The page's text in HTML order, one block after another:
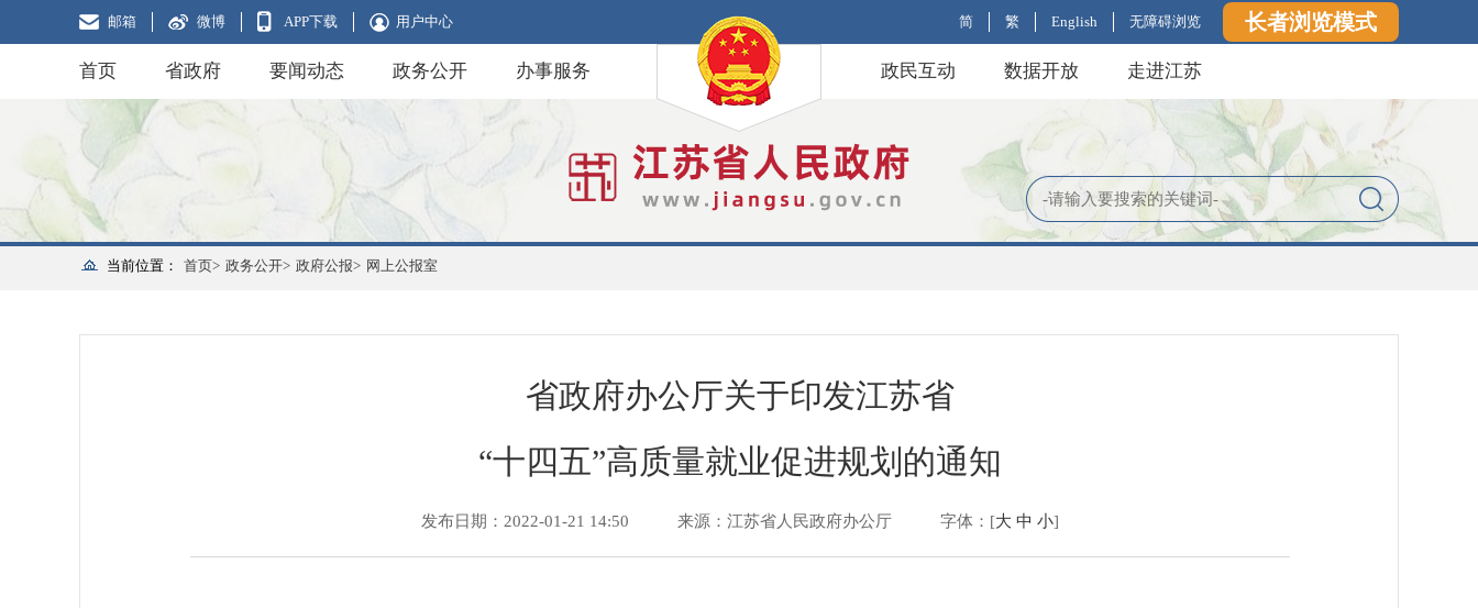
邮箱 微博 APP下载 用户中心 简 繁 English 无障碍浏览 长者浏览模式
首页 省政府 要闻动态 政务公开 办事服务 政民互动 数据开放 走进江苏
当前位置： 首页> 政务公开> 政府公报> 网上公报室
省政府办公厅关于印发江苏省
“十四五”高质量就业促进规划的通知
发布日期：2022-01-21 14:50 来源：江苏省人民政府办公厅 字体：[大 中 小]